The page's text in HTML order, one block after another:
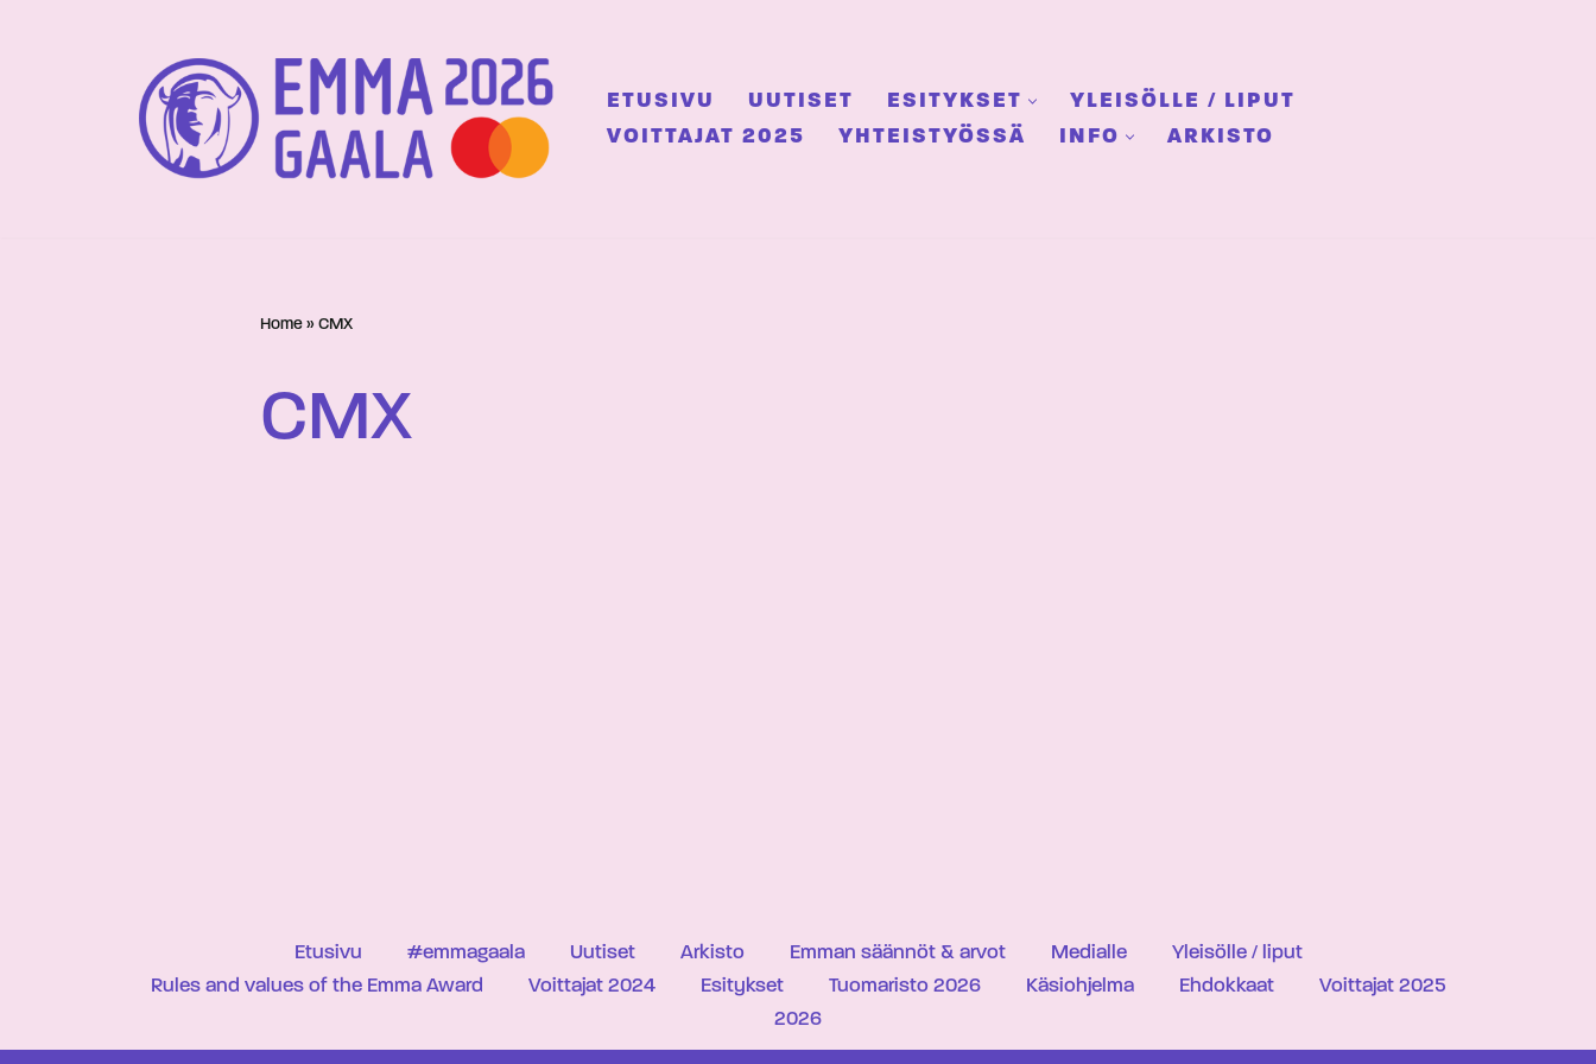
ETUSIVU UUTISET ESITYKSET
YLEISÖLLE / LIPUT
VOITTAJAT 2025
YHTEISTYÖSSÄ INFO ARKISTO
Home » CMX
CMX
Etusivu #emmagaala Uutiset Arkisto Emman säännöt & arvot Medialle
Yleisölle / liput
Rules and values of the Emma Award
Voittajat 2024 Esitykset Tuomaristo 2026 Käsiohjelma Ehdokkaat
Voittajat 2025
2026